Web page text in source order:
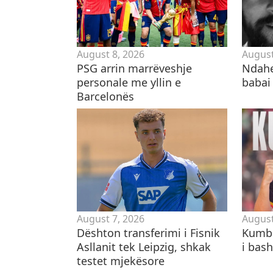
August 8, 2026
PSG arrin marrëveshje
personale me yllin e
Barcelonës
August 7, 2026
Dështon transferimi i Fisnik
Asllanit tek Leipzig, shkak
testet mjekësore
i